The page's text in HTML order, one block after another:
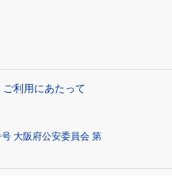
ご利用にあたって
大阪府公安委員会 第